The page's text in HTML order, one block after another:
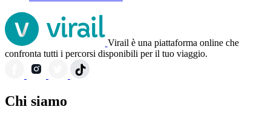
Virail è una piattaforma online che
confronta tutti i percorsi disponibili per il tuo viaggio.
Chi siamo